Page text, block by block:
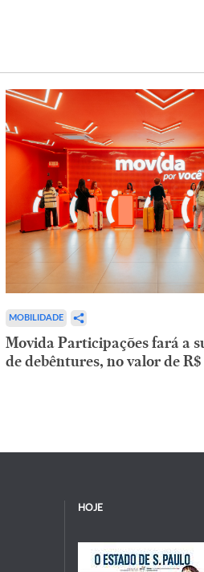
MOBILIDADE
Movida Participações fará a
de debêntures, no valor de R$
HOJE